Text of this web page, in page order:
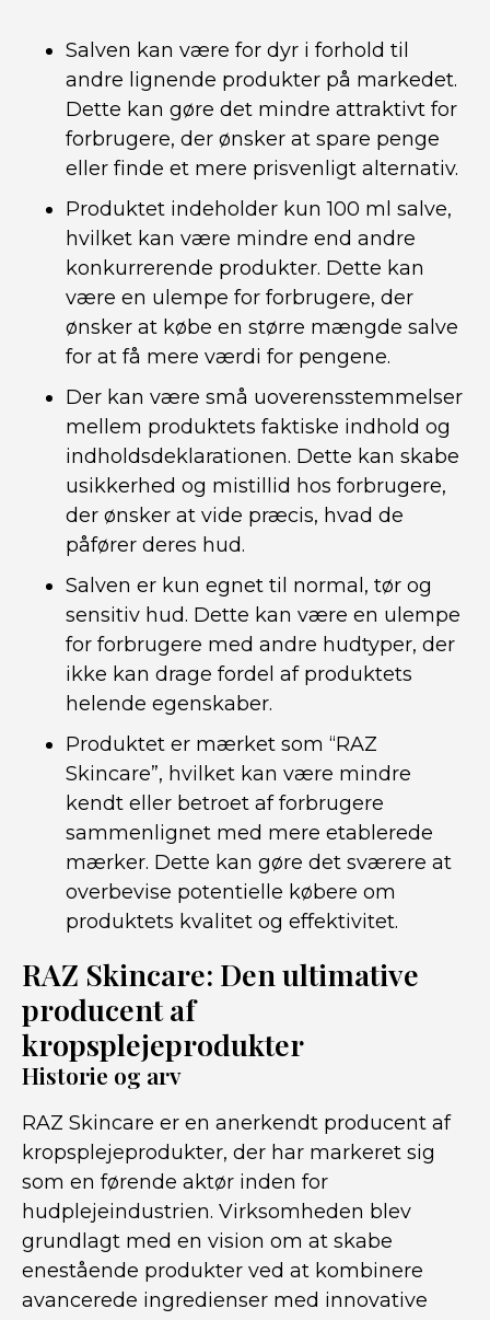
Salven kan være for dyr i forhold til
andre lignende produkter på markedet.
Dette kan gøre det mindre attraktivt for
forbrugere, der ønsker at spare penge
eller finde et mere prisvenligt alternativ.
Produktet indeholder kun 100 ml salve,
hvilket kan være mindre end andre
konkurrerende produkter. Dette kan
være en ulempe for forbrugere, der
ønsker at købe en større mængde salve
for at få mere værdi for pengene.
Der kan være små uoverensstemmelser
mellem produktets faktiske indhold og
indholdsdeklarationen. Dette kan skabe
usikkerhed og mistillid hos forbrugere,
der ønsker at vide præcis, hvad de
påfører deres hud.
Salven er kun egnet til normal, tør og
sensitiv hud. Dette kan være en ulempe
for forbrugere med andre hudtyper, der
ikke kan drage fordel af produktets
helende egenskaber.
Produktet er mærket som “RAZ
Skincare”, hvilket kan være mindre
kendt eller betroet af forbrugere
sammenlignet med mere etablerede
mærker. Dette kan gøre det sværere at
overbevise potentielle købere om
produktets kvalitet og effektivitet.
RAZ Skincare: Den ultimative
producent af
kropsplejeprodukter
Historie og arv
RAZ Skincare er en anerkendt producent af
kropsplejeprodukter, der har markeret sig
som en førende aktør inden for
hudplejeindustrien. Virksomheden blev
grundlagt med en vision om at skabe
enestående produkter ved at kombinere
avancerede ingredienser med innovative